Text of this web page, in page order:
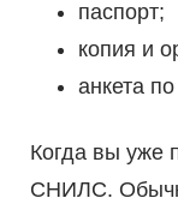
паспорт;
копия и
анкета
Когда вы уже
СНИЛС.